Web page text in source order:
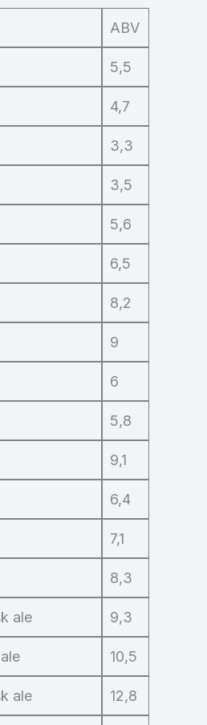
ABV
5,5
4,7
3,3
3,5
5,6
6,5
8,2
9
6
5,8
9,1
6,4
7,1
8,3
ale 9,3
10,5
ale 12,8